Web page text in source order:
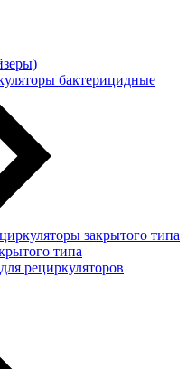
бактерицидные
закрытого типа
типа
рециркуляторов